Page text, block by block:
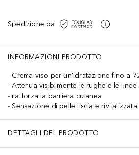
Spedizione da
INFORMAZIONI PRODOTTO
Crema viso per un'idratazione fino a
Attenua visibilmente le rughe e le linee
rafforza la barriera cutanea
Sensazione di pelle liscia e rivitalizzata
DETTAGLI DEL PRODOTTO